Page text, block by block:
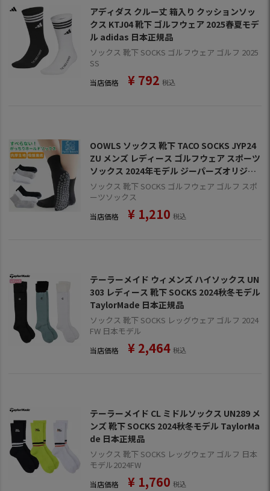
アディダス クルー丈 箱入り クッションソッ
クス KTJ04 靴下 ゴルフウェア 2025春夏モデ
ル adidas 日本正規品
ソックス 靴下 SOCKS ゴルフウェア ゴルフ 2025
SS
当店価格 ¥ 792 税込
OOWLS ソックス 靴下 TACO SOCKS JYP24
ZU メンズ レディース ゴルフウェア スポーツ
ソックス 2024年モデル ジーパーズオリジナ
ル製品
ソックス 靴下 SOCKS ゴルフウェア ゴルフ スポ
ーツソックス
当店価格 ¥ 1,210 税込
テーラーメイド ウィメンズ ハイソックス UN
303 レディース 靴下 SOCKS 2024秋冬モデル
TaylorMade 日本正規品
ソックス 靴下 SOCKS レッグウェア ゴルフ 2024
FW 日本モデル
当店価格 ¥ 2,464 税込
テーラーメイド CL ミドルソックス UN289 メ
ンズ 靴下 SOCKS 2024秋冬モデル TaylorMa
de 日本正規品
ソックス 靴下 SOCKS レッグウェア ゴルフ 日本
モデル2024FW
当店価格 ¥ 1,760 税込